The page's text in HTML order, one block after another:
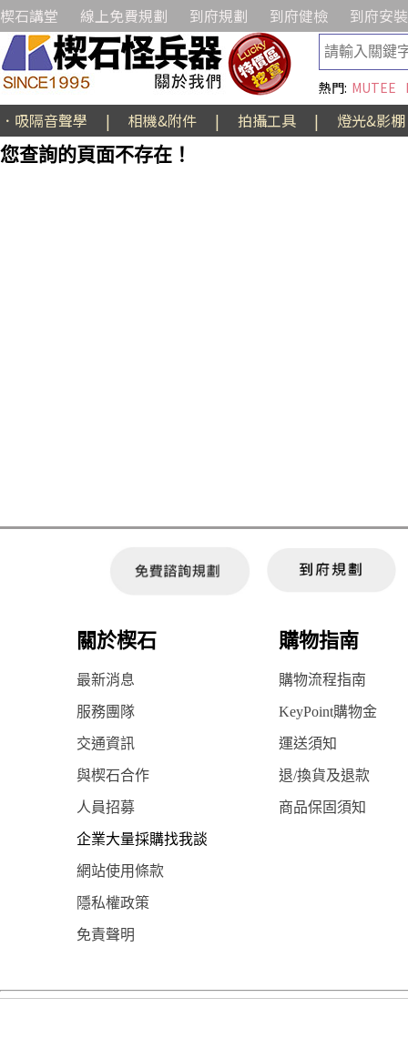
楔石講堂 線上免費規劃 到府規劃 到府健檢 到府安裝
熱門: MUTEE
．吸隔音聲學 | 相機&附件 | 拍攝工具 |
燈光&影棚
您查詢的頁面不存在！
關於楔石 購物指南
最新消息 購物流程指南
服務團隊 KeyPoint購物金
交通資訊 運送須知
與楔石合作 退/換貨及退款
人員招募 商品保固須知
企業大量採購找我談
網站使用條款
隱私權政策
免責聲明